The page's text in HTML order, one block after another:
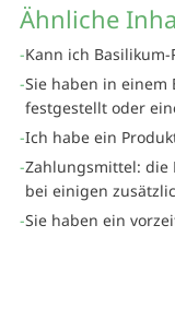
Ähnliche
Kann ich
Sie haben in
festgestellt oder
Ich habe ein
Zahlungsmittel: die
bei einigen
Sie haben ein